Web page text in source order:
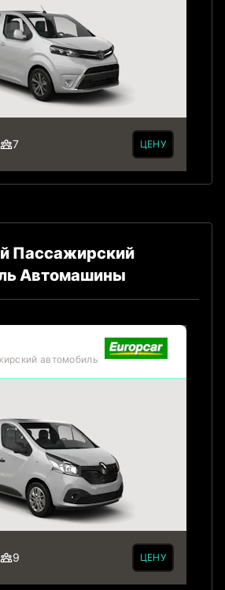
7 ЦЕНУ
Пассажирский
Автомашины
автомобиль
9 ЦЕНУ